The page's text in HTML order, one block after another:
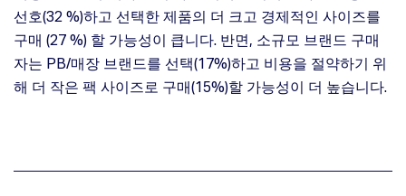
선호(32 %)하고 선택한 제품의 더 크고 경제적인 사이즈를
구매 (27 %) 할 가능성이 큽니다. 반면, 소규모 브랜드 구매
자는 PB/매장 브랜드를 선택(17%)하고 비용을 절약하기 위
해 더 작은 팩 사이즈로 구매(15%)할 가능성이 더 높습니다.